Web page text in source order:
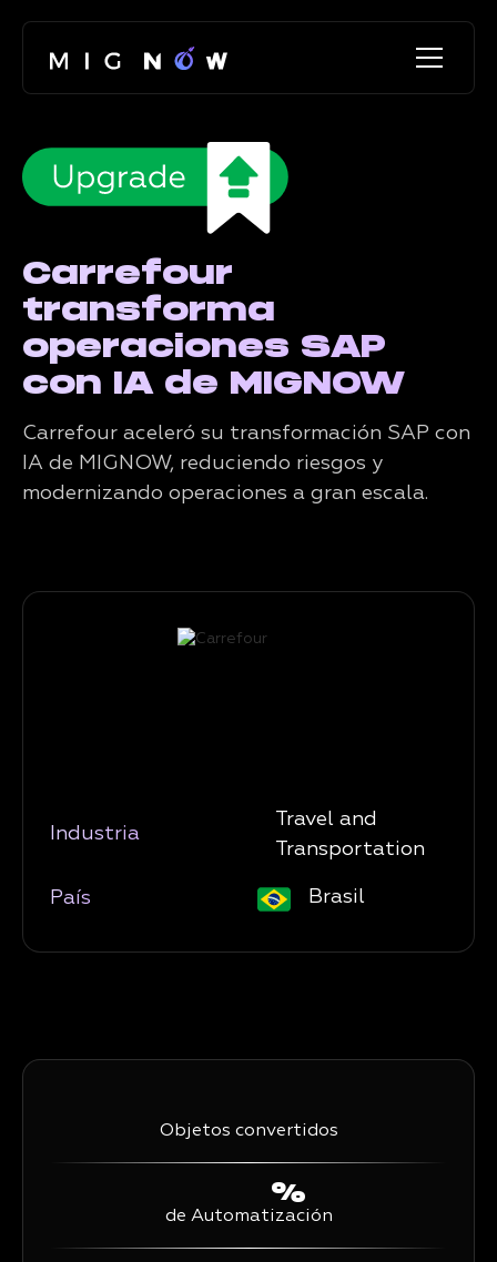
Carrefour
transforma
operaciones SAP
con IA de MIGNOW
Carrefour aceleró su transformación SAP con
IA de MIGNOW, reduciendo riesgos y
modernizando operaciones a gran escala.
Industria
Travel and
Transportation
País Brasil
Objetos convertidos
%
de Automatización